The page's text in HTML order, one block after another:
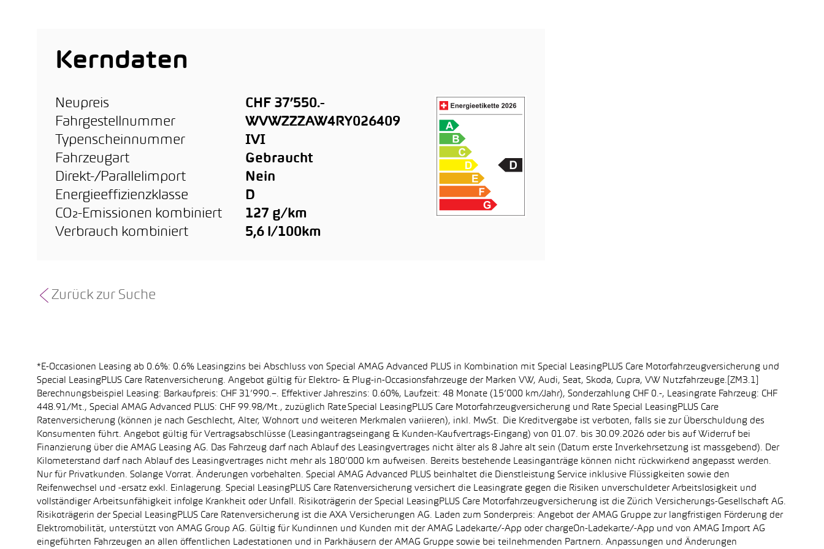
Kerndaten
Neupreis
CHF 37’550.-
Fahrgestellnummer
WVWZZZAW4RY026409
Typenscheinnummer
IVI
Fahrzeugart
Gebraucht
Direkt-/Parallelimport
Nein
Energieeffizienzklasse
D
CO₂-Emissionen kombiniert
127 g/km
Verbrauch kombiniert
5,6 l/100km
Zurück zur Suche
*E-Occasionen Leasing ab 0.6%: 0.6% Leasingzins bei Abschluss von Special AMAG Advanced PLUS in Kombination mit Special LeasingPLUS Care Motorfahrzeugversicherung und
Special LeasingPLUS Care Ratenversicherung. Angebot gültig für Elektro- & Plug-in-Occasionsfahrzeuge der Marken VW, Audi, Seat, Skoda, Cupra, VW Nutzfahrzeuge.[ZM3.1]
Berechnungsbeispiel Leasing: Barkaufpreis: CHF 31’990.–. Effektiver Jahreszins: 0.60%, Laufzeit: 48 Monate (15’000 km/Jahr), Sonderzahlung CHF 0.-, Leasingrate Fahrzeug: CHF
448.91/Mt., Special AMAG Advanced PLUS: CHF 99.98/Mt., zuzüglich Rate Special LeasingPLUS Care Motorfahrzeugversicherung und Rate Special LeasingPLUS Care
Ratenversicherung (können je nach Geschlecht, Alter, Wohnort und weiteren Merkmalen variieren), inkl. MwSt. Die Kreditvergabe ist verboten, falls sie zur Überschuldung des
Konsumenten führt. Angebot gültig für Vertragsabschlüsse (Leasingantragseingang & Kunden-Kaufvertrags-Eingang) von 01.07. bis 30.09.2026 oder bis auf Widerruf bei
Finanzierung über die AMAG Leasing AG. Das Fahrzeug darf nach Ablauf des Leasingvertrages nicht älter als 8 Jahre alt sein (Datum erste Inverkehrsetzung ist massgebend). Der
Kilometerstand darf nach Ablauf des Leasingvertrages nicht mehr als 180’000 km aufweisen. Bereits bestehende Leasinganträge können nicht rückwirkend angepasst werden.
Nur für Privatkunden. Solange Vorrat. Änderungen vorbehalten. Special AMAG Advanced PLUS beinhaltet die Dienstleistung Service inklusive Flüssigkeiten sowie den
Reifenwechsel und -ersatz exkl. Einlagerung. Special LeasingPLUS Care Ratenversicherung versichert die Leasingrate gegen die Risiken unverschuldeter Arbeitslosigkeit und
vollständiger Arbeitsunfähigkeit infolge Krankheit oder Unfall. Risikoträgerin der Special LeasingPLUS Care Motorfahrzeugversicherung ist die Zürich Versicherungs-Gesellschaft AG.
Risikoträgerin der Special LeasingPLUS Care Ratenversicherung ist die AXA Versicherungen AG. Laden zum Sonderpreis: Angebot der AMAG Gruppe zur langfristigen Förderung der
Elektromobilität, unterstützt von AMAG Group AG. Gültig für Kundinnen und Kunden mit der AMAG Ladekarte/-App oder chargeOn-Ladekarte/-App und von AMAG Import AG
eingeführten Fahrzeugen an allen öffentlichen Ladestationen und in Parkhäusern der AMAG Gruppe sowie bei teilnehmenden Partnern. Anpassungen und Änderungen